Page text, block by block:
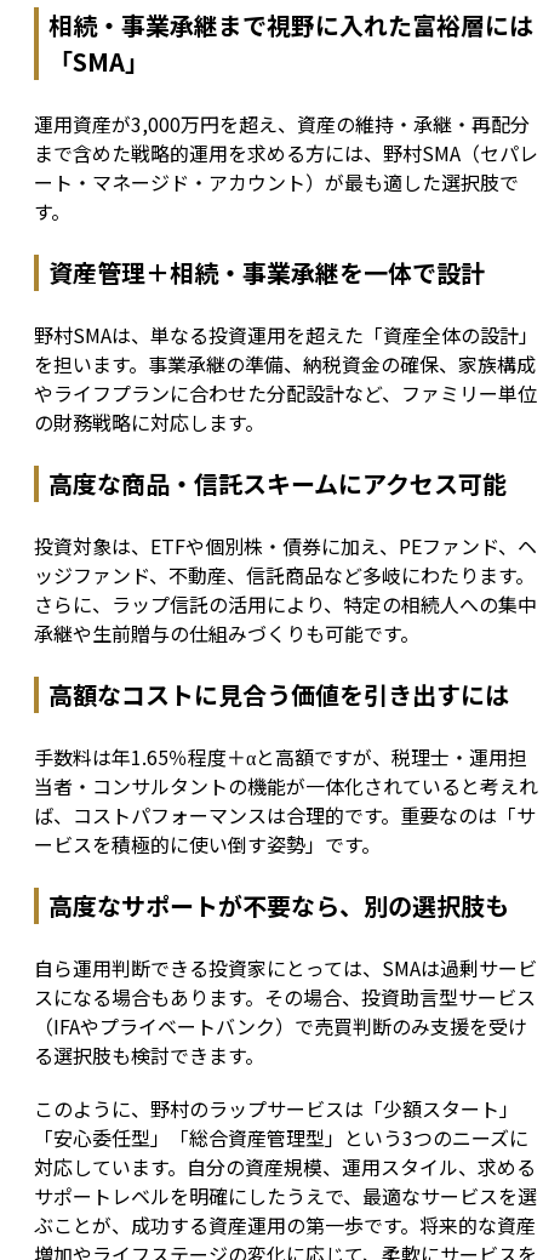
相続・事業承継まで視野に入れた富裕層には
「SMA」
運用資産が3,000万円を超え、資産の維持・承継・再配分
まで含めた戦略的運用を求める方には、野村SMA（セパレ
ート・マネージド・アカウント）が最も適した選択肢で
す。
資産管理＋相続・事業承継を一体で設計
野村SMAは、単なる投資運用を超えた「資産全体の設計」
を担います。事業承継の準備、納税資金の確保、家族構成
やライフプランに合わせた分配設計など、ファミリー単位
の財務戦略に対応します。
高度な商品・信託スキームにアクセス可能
投資対象は、ETFや個別株・債券に加え、PEファンド、ヘ
ッジファンド、不動産、信託商品など多岐にわたります。
さらに、ラップ信託の活用により、特定の相続人への集中
承継や生前贈与の仕組みづくりも可能です。
高額なコストに見合う価値を引き出すには
手数料は年1.65％程度＋αと高額ですが、税理士・運用担
当者・コンサルタントの機能が一体化されていると考えれ
ば、コストパフォーマンスは合理的です。重要なのは「サ
ービスを積極的に使い倒す姿勢」です。
高度なサポートが不要なら、別の選択肢も
自ら運用判断できる投資家にとっては、SMAは過剰サービ
スになる場合もあります。その場合、投資助言型サービス
（IFAやプライベートバンク）で売買判断のみ支援を受け
る選択肢も検討できます。
このように、野村のラップサービスは「少額スタート」
「安心委任型」「総合資産管理型」という3つのニーズに
対応しています。自分の資産規模、運用スタイル、求める
サポートレベルを明確にしたうえで、最適なサービスを選
ぶことが、成功する資産運用の第一歩です。将来的な資産